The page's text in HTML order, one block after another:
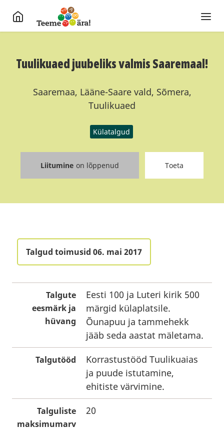
Tuulikuaed juubeliks valmis Saaremaal!
Saaremaa, Lääne-Saare vald, Sõmera,
Tuulikuaed
Külatalgud
Liitumine on lõppenud Toeta
Talgud toimusid 06. mai 2017
Talgute
eesmärk ja
hüvang
Eesti 100 ja Luteri kirik 500
märgid külaplatsile.
Õunapuu ja tammehekk
jääb seda aastat mäletama.
Talgutööd
Korrastustööd Tuulikuaias
ja puude istutamine,
ehitiste värvimine.
Talguliste
maksimumarv
20